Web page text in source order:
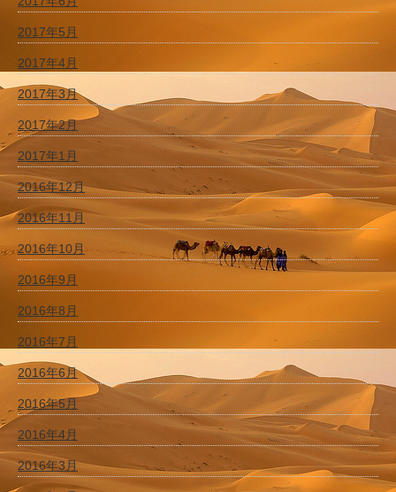
2017年5月
2017年4月
2017年3月
2017年2月
2017年1月
2016年12月
2016年11月
2016年10月
2016年9月
2016年8月
2016年7月
2016年6月
2016年5月
2016年4月
2016年3月